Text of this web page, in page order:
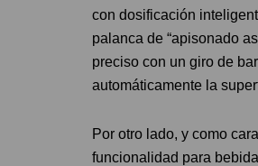
con dosificación
palanca de “apisonado
preciso con un giro de
automáticamente la
Por otro lado, y como
funcionalidad para